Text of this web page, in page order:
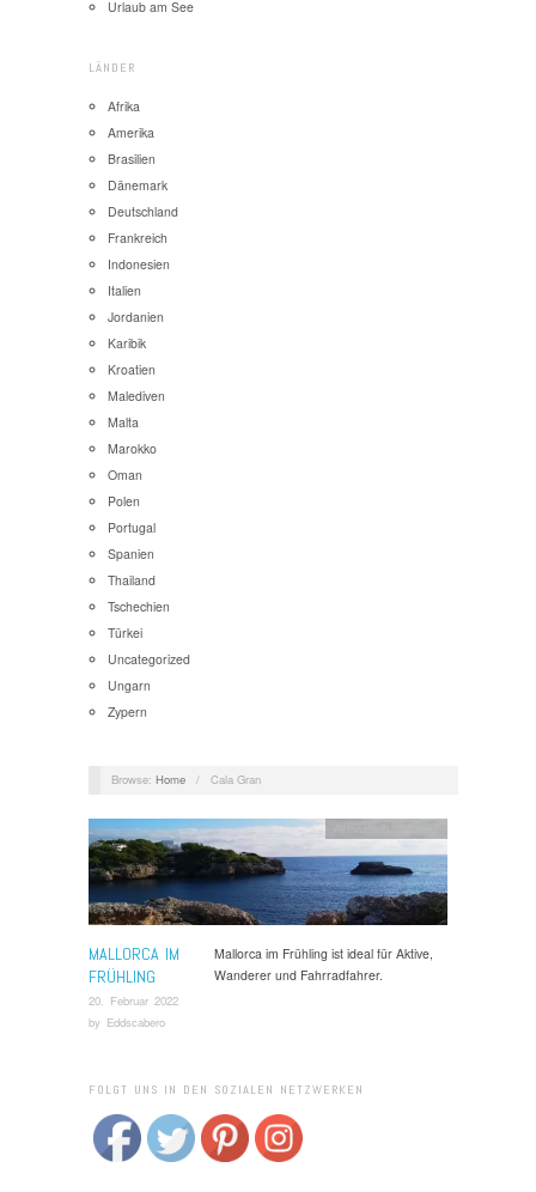
Urlaub am See
LÄNDER
Afrika
Amerika
Brasilien
Dänemark
Deutschland
Frankreich
Indonesien
Italien
Jordanien
Karibik
Kroatien
Malediven
Malta
Marokko
Oman
Polen
Portugal
Spanien
Thailand
Tschechien
Türkei
Uncategorized
Ungarn
Zypern
Browse: Home / Cala Gran
MALLORCA IM
FRÜHLING
20. Februar 2022
by Eddscabero
Mallorca im Frühling ist ideal für Aktive,
Wanderer und Fahrradfahrer.
FOLGT UNS IN DEN SOZIALEN NETZWERKEN